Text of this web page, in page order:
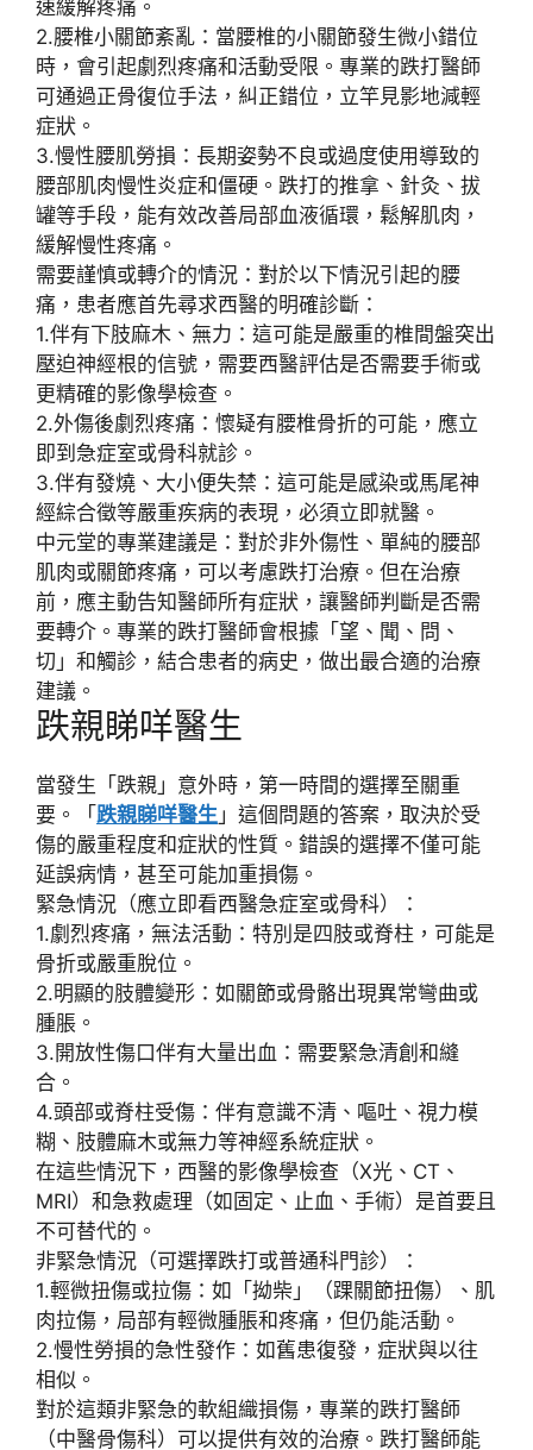
速緩解疼痛。
2.腰椎小關節紊亂 ：當腰椎的小關節發生微小錯位
時，會引起劇烈疼痛和活動受限。專業的跌打醫師
可通過正骨復位手法，糾正錯位，立竿見影地減輕
症狀。
3.慢性腰肌勞損 ：長期姿勢不良或過度使用導致的
腰部肌肉慢性炎症和僵硬。跌打的推拿、針灸、拔
罐等手段，能有效改善局部血液循環，鬆解肌肉，
緩解慢性疼痛。
需要謹慎或轉介的情況 ：對於以下情況引起的腰
痛，患者應首先尋求西醫的明確診斷 ：
1.伴有下肢麻木、無力 ：這可能是嚴重的椎間盤突出
壓迫神經根的信號，需要西醫評估是否需要手術或
更精確的影像學檢查。
2.外傷後劇烈疼痛 ：懷疑有腰椎骨折的可能，應立
即到急症室或骨科就診。
3.伴有發燒、大小便失禁 ：這可能是感染或馬尾神
經綜合徵等嚴重疾病的表現，必須立即就醫。
中元堂的專業建議是：對於非外傷性、單純的腰部
肌肉或關節疼痛 ，可以考慮跌打治療。但在治療
前，應主動告知醫師所有症狀，讓醫師判斷是否需
要轉介。專業的跌打醫師會根據「望、聞、問、
切 」和觸診 ，結合患者的病史，做出最合適的治療
建議。
跌親睇咩醫生
當發生「跌親 」意外時，第一時間的選擇至關重
要。「跌親睇咩醫生 」這個問題的答案，取決於受
傷的嚴重程度和症狀的性質 。錯誤的選擇不僅可能
延誤病情，甚至可能加重損傷。
緊急情況（應立即看西醫急症室或骨科）
：
1.劇烈疼痛，無法活動 ：特別是四肢或脊柱，可能是
骨折或嚴重脫位 。
2.明顯的肢體變形 ：如關節或骨骼出現異常彎曲或
腫脹。
3.開放性傷口伴有大量出血 ：需要緊急清創和縫
合。
4.頭部或脊柱受傷 ：伴有意識不清、嘔吐、視力模
糊、肢體麻木或無力等神經系統症狀。
在這些情況下，西醫的影像學檢查 （X光、CT、
MRI）和急救處理 （如固定、止血、手術）是首要且
不可替代的。
非緊急情況（可選擇跌打或普通科門診）
：
1.輕微扭傷或拉傷 ：如「拗柴」（踝關節扭傷）、肌
肉拉傷，局部有輕微腫脹和疼痛，但仍能活動。
2.慢性勞損的急性發作 ：如舊患復發，症狀與以往
相似。
對於這類非緊急的軟組織損傷，專業的跌打醫師
（中醫骨傷科）可以提供有效的治療。跌打醫師能